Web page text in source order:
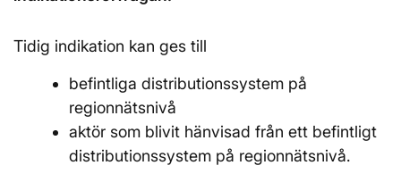
Tidig indikation kan ges till
befintliga distributionssystem på
regionnätsnivå
aktör som blivit hänvisad från ett befintligt
distributionssystem på regionnätsnivå.